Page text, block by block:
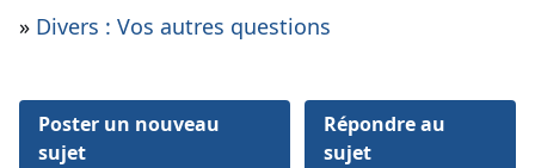
» Divers : Vos autres questions
Poster un nouveau
sujet
Répondre au
sujet